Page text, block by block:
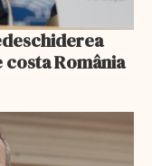
România